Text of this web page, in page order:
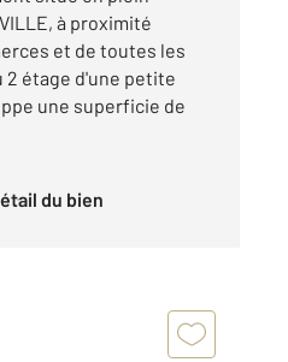
à proximité
et de toutes les
2 étage d'une petite
une superficie de
du bien